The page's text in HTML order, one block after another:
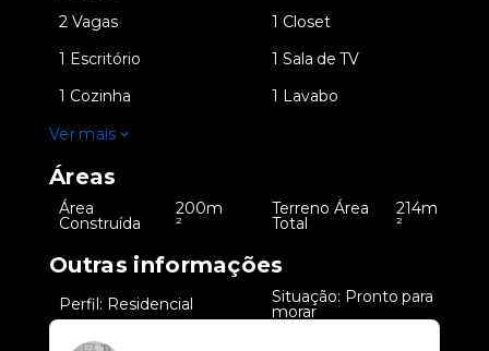
2 Vagas
1 Closet
1 Escritório
1 Sala de TV
1 Cozinha
1 Lavabo
Ver mais
Áreas
Área
Construída
200m
²
Terreno Área
Total
214m
²
Outras informações
Perfil: Residencial Situação: Pronto para
morar